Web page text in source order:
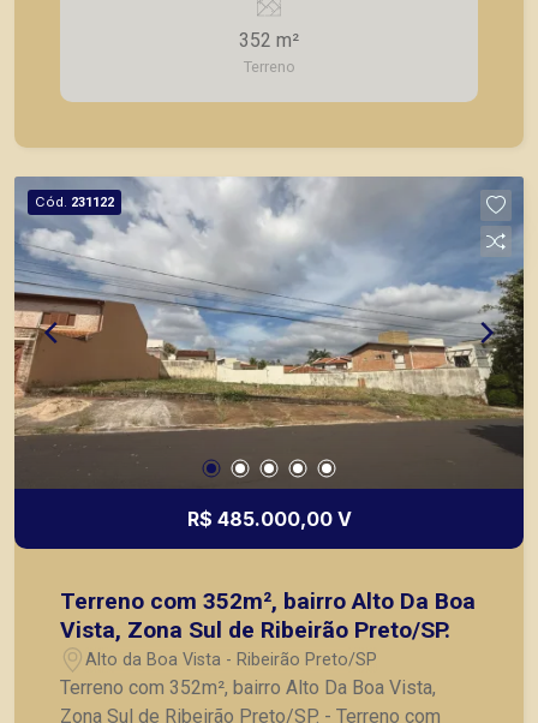
A Piramid tem como objetivo atender seus
clientes com agilidade e segurança, em locação,
vendas de imóveis prontos, usados ou mesmo
nos principais lançamentos da cidade de Ribeirão
352 m²
Terreno
Cód. 231122
R$ 485.000,00 V
Terreno com 352m², bairro Alto Da Boa
Vista, Zona Sul de Ribeirão Preto/SP.
Alto da Boa Vista - Ribeirão Preto/SP
Terreno com 352m², bairro Alto Da Boa Vista,
Zona Sul de Ribeirão Preto/SP. - Terreno com